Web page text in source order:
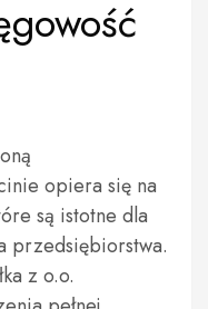
opiera się na
są istotne dla
przedsiębiorstwa.
z o.o.